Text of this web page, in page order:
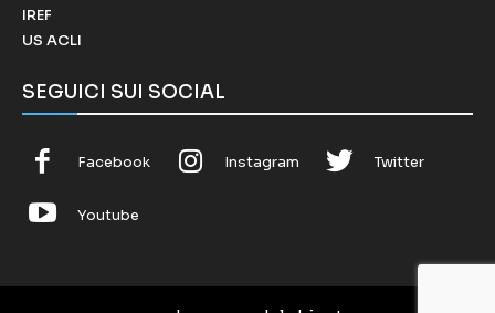
IREF
US ACLI
SEGUICI SUI SOCIAL
Facebook Instagram Twitter
Youtube